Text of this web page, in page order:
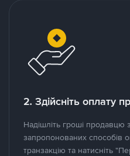
2. Здійсніть оплату
Надішліть гроші продавцю
запропонованих способів
транзакцію та натисніть